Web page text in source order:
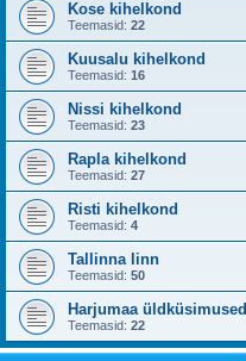
Kose kihelkond
Teemasid: 22
Kuusalu kihelkond
Teemasid: 16
Nissi kihelkond
Teemasid: 23
Rapla kihelkond
Teemasid: 27
Risti kihelkond
Teemasid: 4
Tallinna linn
Teemasid: 50
Harjumaa üldküsimused
Teemasid: 22